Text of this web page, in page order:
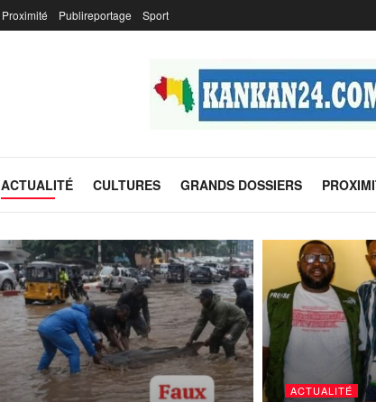
Proximité Publireportage Sport
ACTUALITÉ CULTURES GRANDS DOSSIERS
ACTUALITÉ